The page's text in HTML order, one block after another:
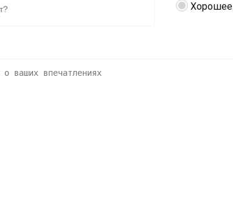
Хорошее